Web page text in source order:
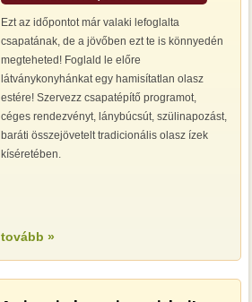
Ezt az időpontot már valaki lefoglalta
csapatának, de a jövőben ezt te is könnyedén
megteheted! Foglald le előre
látványkonyhánkat egy hamisítatlan olasz
estére! Szervezz csapatépítő programot,
céges rendezvényt, lánybúcsút, szülinapozást,
baráti összejövetelt tradicionális olasz ízek
kíséretében.
tovább »